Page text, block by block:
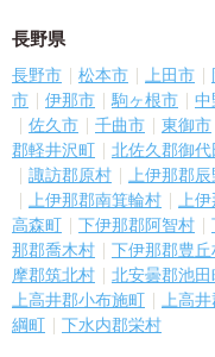
長野県
長野市 松本市 上田市
市
伊那市 駒ヶ根市 中
佐久市
千曲市 東御市
郡軽井沢町
北佐久郡御代
諏訪郡原村
上伊那郡
上伊那郡南箕輪村
上
高森町
下伊那郡阿智村
那郡喬木村
下伊那郡豊丘
摩郡筑北村
北安曇郡池田
上高井郡小布施町
上高
綱町
下水内郡栄村